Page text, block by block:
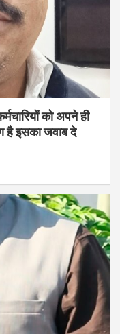
को अपने ही
है इसका जवाब दे